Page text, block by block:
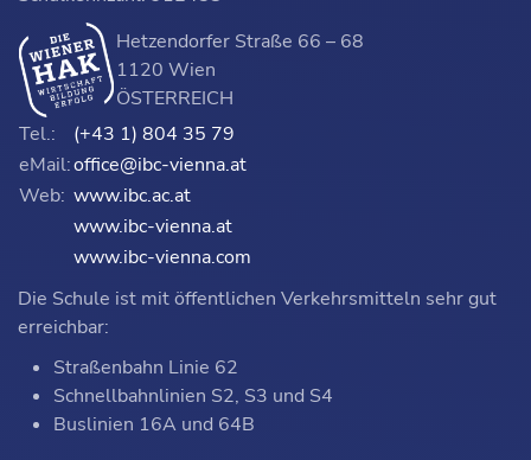
Hetzendorfer Straße 66 – 68
1120 Wien
ÖSTERREICH
Tel.:
(+43 1) 804 35 79
eMail:office@ibc-vienna.at
Web: www.ibc.ac.at
www.ibc-vienna.at
www.ibc-vienna.com
Die Schule ist mit öffentlichen Verkehrsmitteln sehr gut
erreichbar:
Straßenbahn Linie 62
Schnellbahnlinien S2, S3 und S4
Buslinien 16A und 64B